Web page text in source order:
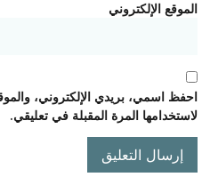
الموقع الإلكتروني
احفظ اسمي، بريدي الإلكتروني،
لاستخدامها المرة المقبلة في تعليقي.